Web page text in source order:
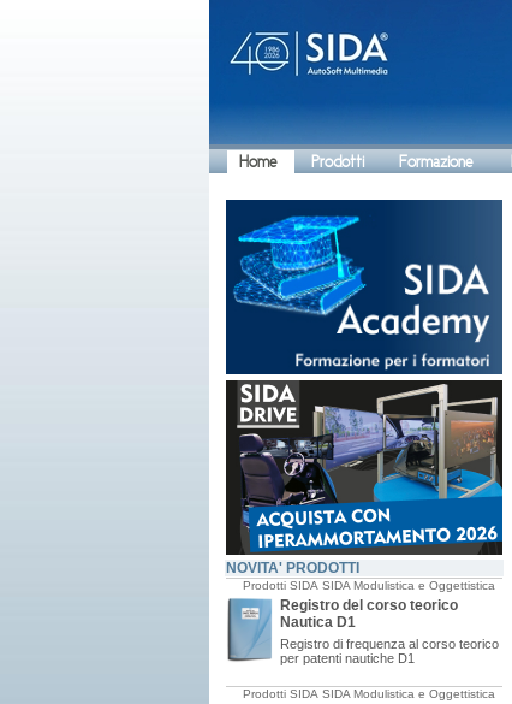
Home Prodotti Formazione
NOVITA' PRODOTTI
Prodotti SIDA SIDA Modulistica e Oggettistica
Registro del corso teorico
Nautica D1
Registro di frequenza al corso teorico
per patenti nautiche D1
Prodotti SIDA SIDA Modulistica e Oggettistica